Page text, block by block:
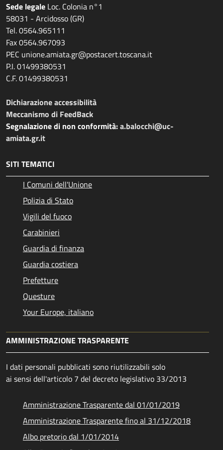
Sede legale Loc. Colonia n°1
58031 - Arcidosso (GR)
Tel. 0564.965111
Fax 0564.967093
PEC unione.amiata.gr@postacert.toscana.it
P.I. 01499380531
C.F. 01499380531
Dichiarazione accessibilità
Meccanismo di FeedBack
Segnalazione di non conformità:a.balocchi@uc-
amiata.gr.it
SITI TEMATICI
I Comuni dell'Unione
Polizia di Stato
Vigili del fuoco
Carabinieri
Guardia di finanza
Guardia costiera
Prefetture
Questure
Your Europe, italiano
AMMINISTRAZIONE TRASPARENTE
I dati personali pubblicati sono riutilizzabili solo
ai sensi dell'articolo 7 del decreto legislativo 33/2013
Amministrazione Trasparente dal 01/01/2019
Amministrazione Trasparente fino al 31/12/2018
Albo pretorio dal 1/01/2014